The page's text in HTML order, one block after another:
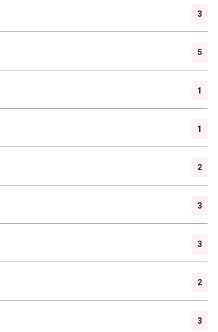
3
5
1
1
2
3
3
2
3